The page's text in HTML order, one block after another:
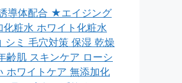
導体配合 ★エイジング
化粧水 ホワイト化粧水
シミ 毛穴対策 保湿 乾燥
齢肌 スキンケア ローシ
ホワイトケア 無添加化